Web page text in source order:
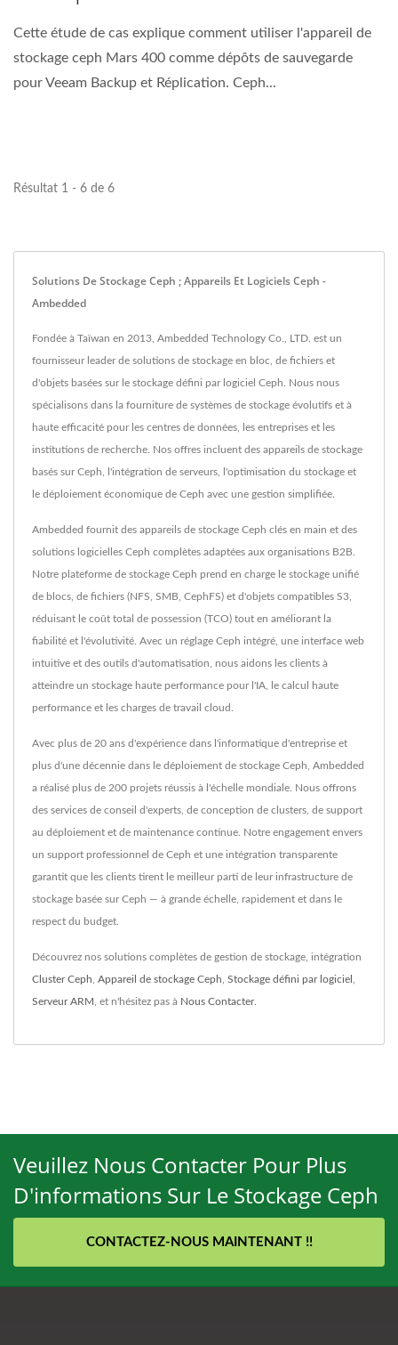
Cette étude de cas explique comment utiliser l'appareil de
stockage ceph Mars 400 comme dépôts de sauvegarde
pour Veeam Backup et Réplication. Ceph...
Résultat 1 - 6 de 6
Solutions De Stockage Ceph ; Appareils Et Logiciels Ceph -
Ambedded
Fondée à Taïwan en 2013, Ambedded Technology Co., LTD. est un
fournisseur leader de solutions de stockage en bloc, de fichiers et
d'objets basées sur le stockage défini par logiciel Ceph. Nous nous
spécialisons dans la fourniture de systèmes de stockage évolutifs et à
haute efficacité pour les centres de données, les entreprises et les
institutions de recherche. Nos offres incluent des appareils de stockage
basés sur Ceph, l'intégration de serveurs, l'optimisation du stockage et
le déploiement économique de Ceph avec une gestion simplifiée.
Ambedded fournit des appareils de stockage Ceph clés en main et des
solutions logicielles Ceph complètes adaptées aux organisations B2B.
Notre plateforme de stockage Ceph prend en charge le stockage unifié
de blocs, de fichiers (NFS, SMB, CephFS) et d'objets compatibles S3,
réduisant le coût total de possession (TCO) tout en améliorant la
fiabilité et l'évolutivité. Avec un réglage Ceph intégré, une interface web
intuitive et des outils d'automatisation, nous aidons les clients à
atteindre un stockage haute performance pour l'IA, le calcul haute
performance et les charges de travail cloud.
Avec plus de 20 ans d'expérience dans l'informatique d'entreprise et
plus d'une décennie dans le déploiement de stockage Ceph, Ambedded
a réalisé plus de 200 projets réussis à l'échelle mondiale. Nous offrons
des services de conseil d'experts, de conception de clusters, de support
au déploiement et de maintenance continue. Notre engagement envers
un support professionnel de Ceph et une intégration transparente
garantit que les clients tirent le meilleur parti de leur infrastructure de
stockage basée sur Ceph — à grande échelle, rapidement et dans le
respect du budget.
Découvrez nos solutions complètes de gestion de stockage, intégration
Cluster Ceph Appareil de stockage Ceph Stockage défini par logiciel
Serveur ARM , et n'hésitez pas à Nous Contacter.
Veuillez Nous Contacter Pour Plus
D'informations Sur Le Stockage Ceph
CONTACTEZ-NOUS MAINTENANT !!